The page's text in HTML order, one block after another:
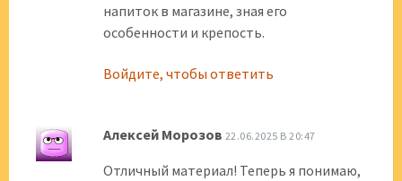
напиток в магазине, зная его
особенности и крепость.
Войдите, чтобы ответить
Алексей Морозов 22.06.2025 В 20:47
Отличный материал! Теперь я понимаю,